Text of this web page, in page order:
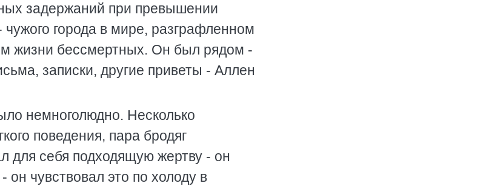
задержаний при превышении
чужого города в мире, разграфленном
жизни бессмертных. Он был рядом -
записки, другие приветы - Аллен
немноголюдно. Несколько
поведения, пара бродяг
для себя подходящую жертву - он
чувствовал это по холоду в